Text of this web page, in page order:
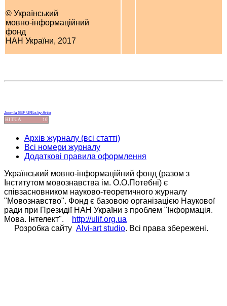
© Український
мовно-інформаційний
фонд
НАН України, 2017
Joomla SEF URLs by Artio
HIT.UA 10
Архів журналу (всі статті)
Всі номери журналу
Додаткові правила оформлення
Український мовно-інформаційний фонд (разом з
Інститутом мовознавства ім. О.О.Потебні) є
співзасновником науково-теоретичного журналу
"Мовознавство". Фонд є базовою організацією Наукової
ради при Президії НАН України з проблем "Інформація.
Мова. Інтелект".
http://ulif.org.ua
Розробка сайту Alvi-art studio. Всі права збережені.